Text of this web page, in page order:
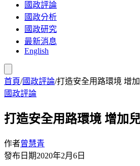
國政評論
國政分析
國政研究
最新消息
English
首頁/國政評論/打造安全用路環境 增
國政評論
打造安全用路環境 增加
作者曾慧青
發布日期2020年2月6日